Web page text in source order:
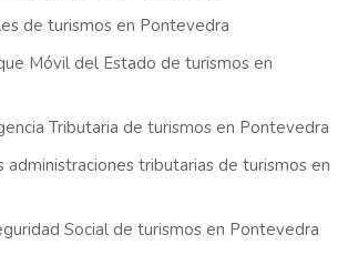
de turismos en Pontevedra
Móvil del Estado de turismos en
Tributaria de turismos en Pontevedra
administraciones tributarias de turismos en
Social de turismos en Pontevedra